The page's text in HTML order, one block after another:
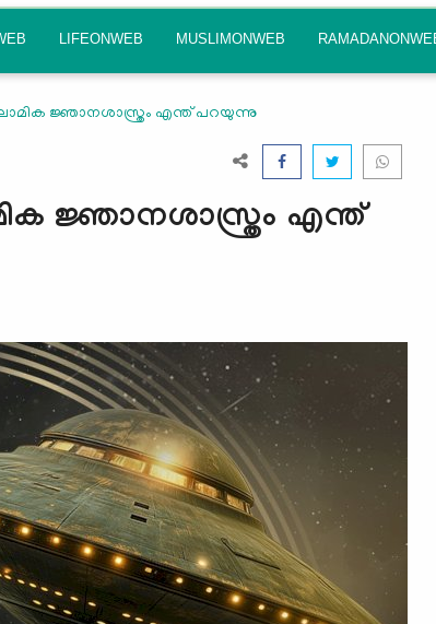
LIFEONWEB MUSLIMONWEB
ജ്ഞാനശാസ്ത്രം എന്ത് പറയുന്നു
ജ്ഞാനശാസ്ത്രം എന്ത്